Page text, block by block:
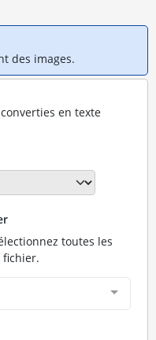
des images.
en texte
toutes les
fichier.